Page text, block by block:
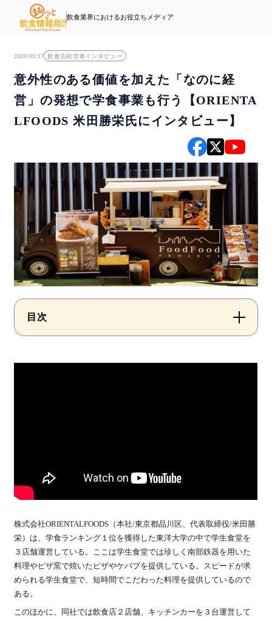
飲食業界におけるお役立ちメディア
2020/01/17 飲食店経営者インタビュー
意外性のある価値を加えた「なのに経
営」の発想で学食事業も行う【ORIENTA
LFOODS 米田勝栄氏にインタビュー】
目次
株式会社ORIENTALFOODS（本社/東京都品川区、代表取締役/米田勝
栄）は、学食ランキング１位を獲得した東洋大学の中で学生食堂を
３店舗運営している。ここは学生食堂では珍しく南部鉄器を用いた
料理やピザ窯で焼いたピザやケバブを提供している。スピードが求
められる学生食堂で、短時間でこだわった料理を提供しているので
ある。
このほかに、同社では飲食店２店舗、キッチンカーを３台運営して